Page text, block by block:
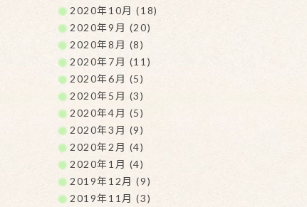
2020年10月 (18)
2020年9月 (20)
2020年8月 (8)
2020年7月 (11)
2020年6月 (5)
2020年5月 (3)
2020年4月 (5)
2020年3月 (9)
2020年2月 (4)
2020年1月 (4)
2019年12月 (9)
2019年11月 (3)